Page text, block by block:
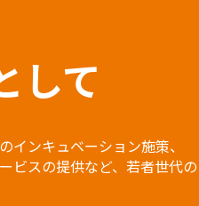
して
ンキュベーション施策、
ビスの提供など、若者世代の